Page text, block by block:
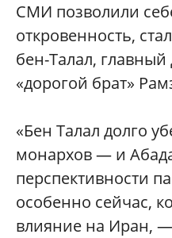
СМИ позволили
откровенность,
бен-Талал,
«дорогой брат»
«Бен Талал долго
монархов — и
перспективности
особенно сейчас,
влияние на Иран, —